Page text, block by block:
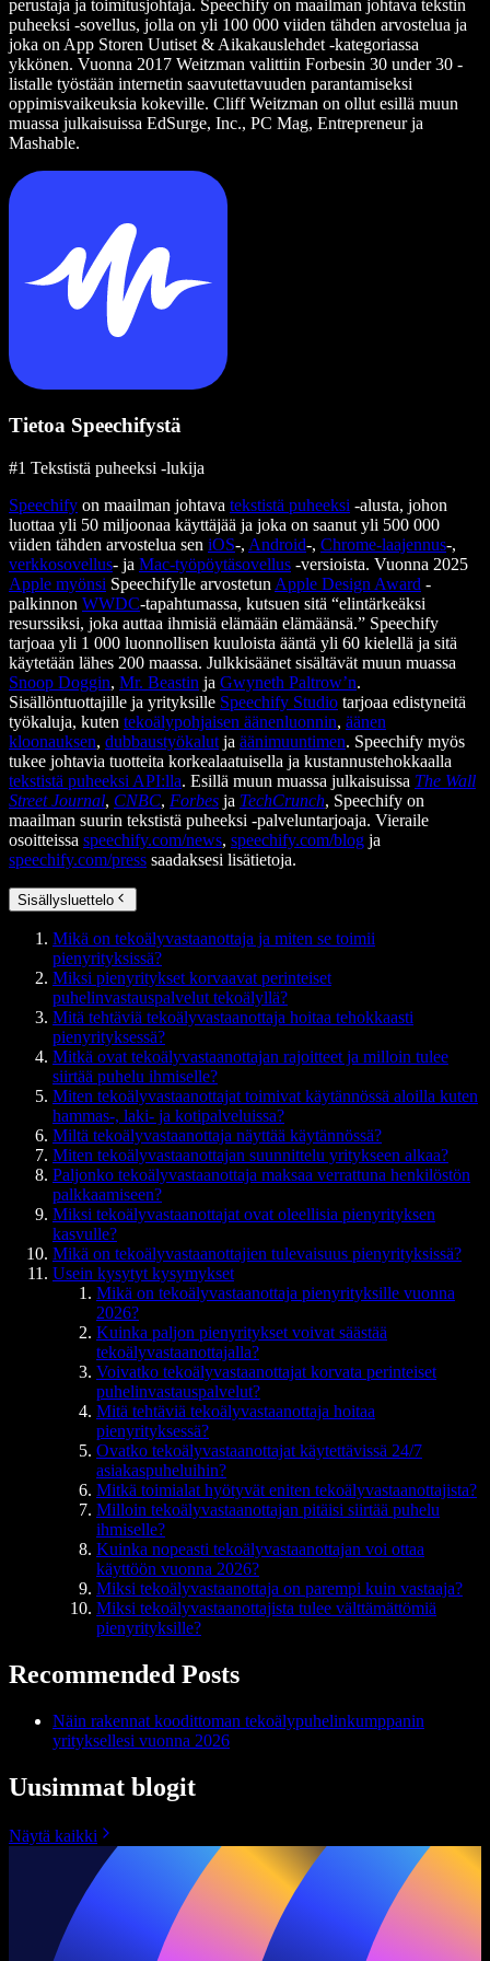
perustaja ja toimitusjohtaja. Speechify on maailman johtava tekstin
puheeksi -sovellus, jolla on yli 100 000 viiden tähden arvostelua ja
joka on App Storen Uutiset & Aikakauslehdet -kategoriassa
ykkönen. Vuonna 2017 Weitzman valittiin Forbesin 30 under 30 -
listalle työstään internetin saavutettavuuden parantamiseksi
oppimisvaikeuksia kokeville. Cliff Weitzman on ollut esillä muun
muassa julkaisuissa EdSurge, Inc., PC Mag, Entrepreneur ja
Mashable.
Tietoa Speechifystä
#1 Tekstistä puheeksi -lukija
Speechify on maailman johtava tekstistä puheeksi -alusta, johon
luottaa yli 50 miljoonaa käyttäjää ja joka on saanut yli 500 000
viiden tähden arvostelua sen iOS-, Android-, Chrome-laajennus-,
verkkosovellus- ja Mac-työpöytäsovellus -versioista. Vuonna 2025
Apple myönsi Speechifylle arvostetun Apple Design Award -
palkinnon WWDC-tapahtumassa, kutsuen sitä “elintärkeäksi
resurssiksi, joka auttaa ihmisiä elämään elämäänsä.” Speechify
tarjoaa yli 1 000 luonnollisen kuuloista ääntä yli 60 kielellä ja sitä
käytetään lähes 200 maassa. Julkkisäänet sisältävät muun muassa
Snoop Doggin, Mr. Beastin ja Gwyneth Paltrow’n.
Sisällöntuottajille ja yrityksille Speechify Studio tarjoaa edistyneitä
työkaluja, kuten tekoälypohjaisen äänenluonnin, äänen
kloonauksen, dubbaustyökalut ja äänimuuntimen. Speechify myös
tukee johtavia tuotteita korkealaatuisella ja kustannustehokkaalla
tekstistä puheeksi API:lla. Esillä muun muassa julkaisuissa The Wall
Street Journal, CNBC, Forbes ja TechCrunch, Speechify on
maailman suurin tekstistä puheeksi -palveluntarjoaja. Vieraile
osoitteissa speechify.com/news, speechify.com/blog ja
speechify.com/press saadaksesi lisätietoja.
Sisällysluettelo
Mikä on tekoälyvastaanottaja ja miten se toimii
pienyrityksissä?
Miksi pienyritykset korvaavat perinteiset
puhelinvastauspalvelut tekoälyllä?
Mitä tehtäviä tekoälyvastaanottaja hoitaa tehokkaasti
pienyrityksessä?
Mitkä ovat tekoälyvastaanottajan rajoitteet ja milloin tulee
siirtää puhelu ihmiselle?
Miten tekoälyvastaanottajat toimivat käytännössä aloilla kuten
hammas-, laki- ja kotipalveluissa?
Miltä tekoälyvastaanottaja näyttää käytännössä?
Miten tekoälyvastaanottajan suunnittelu yritykseen alkaa?
Paljonko tekoälyvastaanottaja maksaa verrattuna henkilöstön
palkkaamiseen?
Miksi tekoälyvastaanottajat ovat oleellisia pienyrityksen
kasvulle?
Mikä on tekoälyvastaanottajien tulevaisuus pienyrityksissä?
Usein kysytyt kysymykset
Mikä on tekoälyvastaanottaja pienyrityksille vuonna
2026?
Kuinka paljon pienyritykset voivat säästää
tekoälyvastaanottajalla?
Voivatko tekoälyvastaanottajat korvata perinteiset
puhelinvastauspalvelut?
Mitä tehtäviä tekoälyvastaanottaja hoitaa
pienyrityksessä?
Ovatko tekoälyvastaanottajat käytettävissä 24/7
asiakaspuheluihin?
Mitkä toimialat hyötyvät eniten tekoälyvastaanottajista?
Milloin tekoälyvastaanottajan pitäisi siirtää puhelu
ihmiselle?
Kuinka nopeasti tekoälyvastaanottajan voi ottaa
käyttöön vuonna 2026?
Miksi tekoälyvastaanottaja on parempi kuin vastaaja?
Miksi tekoälyvastaanottajista tulee välttämättömiä
pienyrityksille?
Recommended Posts
Näin rakennat koodittoman tekoälypuhelinkumppanin
yrityksellesi vuonna 2026
Uusimmat blogit
Näytä kaikki